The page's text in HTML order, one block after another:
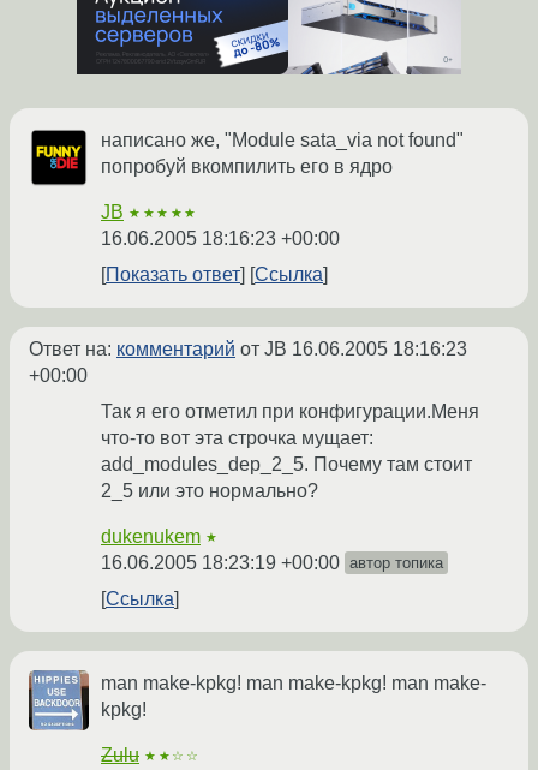
написано же, "Module sata_via not found"
попробуй вкомпилить его в ядро
JB ★★★★★
16.06.2005 18:16:23 +00:00
Показать ответ
Ссылка
Ответ на: комментарий от JB 16.06.2005 18:16:23
+00:00
Так я его отметил при конфигурации.Меня
что-то вот эта строчка мущает:
add_modules_dep_2_5. Почему там стоит
2_5 или это нормально?
dukenukem ★
16.06.2005 18:23:19 +00:00 автор топика
Ссылка
man make-kpkg! man make-kpkg! man make-
kpkg!
Zulu ★★☆☆